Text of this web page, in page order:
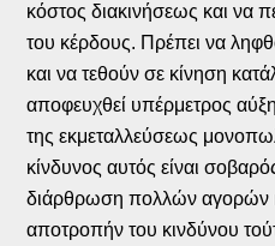
κόστος διακινήσεως και να
του κέρδους. Πρέπει να
και να τεθούν σε κίνηση
αποφευχθεί υπέρμετρος
της εκμεταλλεύσεως
κίνδυνος αυτός είναι
διάρθρωση πολλών αγορών
αποτροπήν του κινδύνου